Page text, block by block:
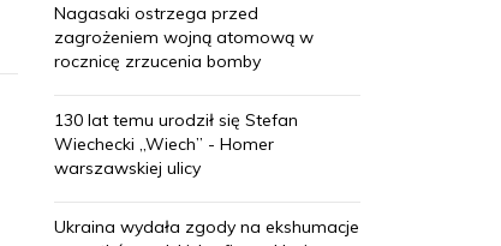
Nagasaki ostrzega przed
zagrożeniem wojną atomową w
rocznicę zrzucenia bomby
130 lat temu urodził się Stefan
Wiechecki „Wiech” - Homer
warszawskiej ulicy
Ukraina wydała zgody na ekshumacje